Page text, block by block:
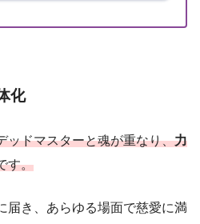
化
ッドマスターと魂が重なり、力
す。
届き、あらゆる場面で慈愛に満